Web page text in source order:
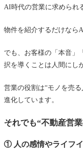
AI時代の営業に求められ
物件を紹介するだけなら
でも、お客様の「本音」
択を導くことは人間にし
営業の役割は“モノを売
進化しています。
それでも“不動産営
① 人の感情やライフ